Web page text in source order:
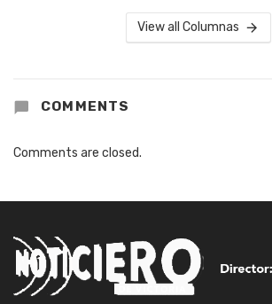
View all Columnas
COMMENTS
Comments are closed.